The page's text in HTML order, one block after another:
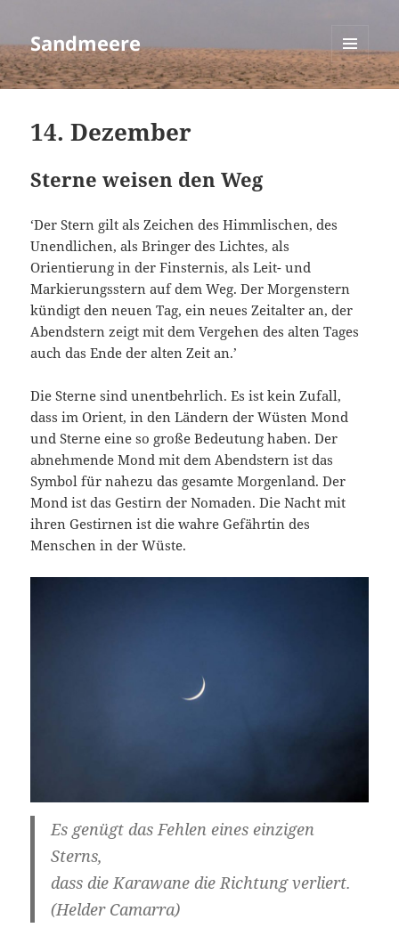
Sandmeere
MENÜ
UND
14. Dezember
Sterne weisen den Weg
‘Der Stern gilt als Zeichen des Himmlischen, des
Unendlichen, als Bringer des Lichtes, als
Orientierung in der Finsternis, als Leit- und
Markierungsstern auf dem Weg. Der Morgenstern
kündigt den neuen Tag, ein neues Zeitalter an, der
Abendstern zeigt mit dem Vergehen des alten Tages
auch das Ende der alten Zeit an.’
Die Sterne sind unentbehrlich. Es ist kein Zufall,
dass im Orient, in den Ländern der Wüsten Mond
und Sterne eine so große Bedeutung haben. Der
abnehmende Mond mit dem Abendstern ist das
Symbol für nahezu das gesamte Morgenland. Der
Mond ist das Gestirn der Nomaden. Die Nacht mit
ihren Gestirnen ist die wahre Gefährtin des
Menschen in der Wüste.
Es genügt das Fehlen eines einzigen
Sterns,
dass die Karawane die Richtung verliert.
(Helder Camarra)